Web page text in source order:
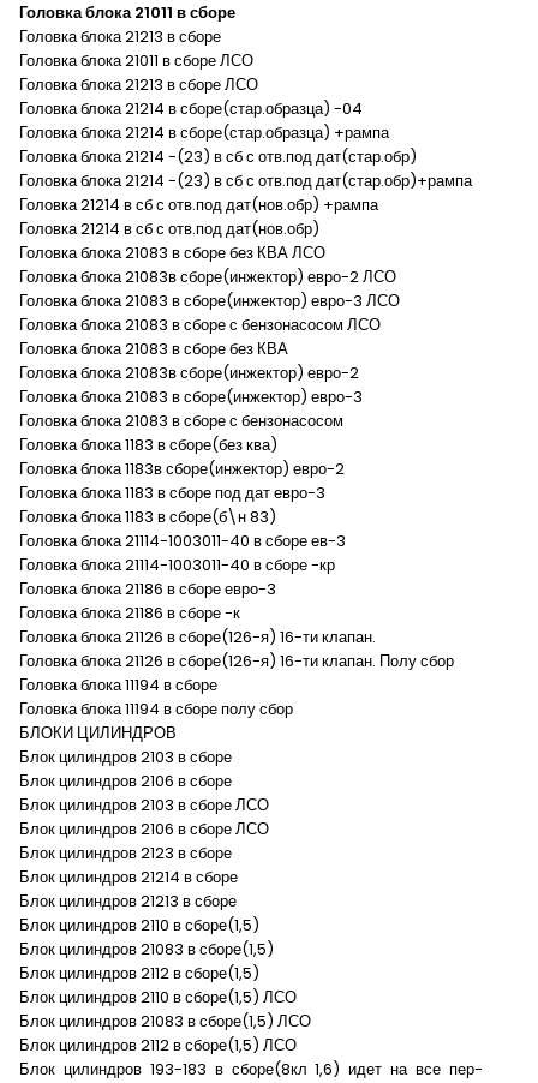
Головка блока 21011 в сборе
Головка блока 21213 в сборе
Головка блока 21011 в сборе ЛСО
Головка блока 21213 в сборе ЛСО
Головка блока 21214 в сборе(стар.образца) -04
Головка блока 21214 в сборе(стар.образца) +рампа
Головка блока 21214 -(23) в сб с отв.под дат(стар.обр)
Головка блока 21214 -(23) в сб с отв.под дат(стар.обр)+рампа
Головка 21214 в сб с отв.под дат(нов.обр) +рампа
Головка 21214 в сб с отв.под дат(нов.обр)
Головка блока 21083 в сборе без КВА ЛСО
Головка блока 21083в сборе(инжектор) евро-2 ЛСО
Головка блока 21083 в сборе(инжектор) евро-3 ЛСО
Головка блока 21083 в сборе с бензонасосом ЛСО
Головка блока 21083 в сборе без КВА
Головка блока 21083в сборе(инжектор) евро-2
Головка блока 21083 в сборе(инжектор) евро-3
Головка блока 21083 в сборе с бензонасосом
Головка блока 1183 в сборе(без ква)
Головка блока 1183в сборе(инжектор) евро-2
Головка блока 1183 в сборе под дат евро-3
Головка блока 1183 в сборе(б\н 83)
Головка блока 21114-1003011-40 в сборе ев-3
Головка блока 21114-1003011-40 в сборе -кр
Головка блока 21186 в сборе евро-3
Головка блока 21186 в сборе -к
Головка блока 21126 в сборе(126-я) 16-ти клапан.
Головка блока 21126 в сборе(126-я) 16-ти клапан. Полу сбор
Головка блока 11194 в сборе
Головка блока 11194 в сборе полу сбор
БЛОКИ ЦИЛИНДРОВ
Блок цилиндров 2103 в сборе
Блок цилиндров 2106 в сборе
Блок цилиндров 2103 в сборе ЛСО
Блок цилиндров 2106 в сборе ЛСО
Блок цилиндров 2123 в сборе
Блок цилиндров 21214 в сборе
Блок цилиндров 21213 в сборе
Блок цилиндров 2110 в сборе(1,5)
Блок цилиндров 21083 в сборе(1,5)
Блок цилиндров 2112 в сборе(1,5)
Блок цилиндров 2110 в сборе(1,5) ЛСО
Блок цилиндров 21083 в сборе(1,5) ЛСО
Блок цилиндров 2112 в сборе(1,5) ЛСО
Блок цилиндров 193-183 в сборе(8кл 1,6) идет на все пер-